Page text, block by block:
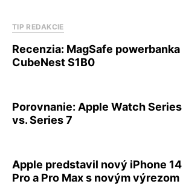
TIP REDAKCIE
Recenzia: MagSafe powerbanka
CubeNest S1B0
Porovnanie: Apple Watch
vs. Series 7
Apple predstavil nový iPhone 14
Pro a Pro Max s novým výrezom